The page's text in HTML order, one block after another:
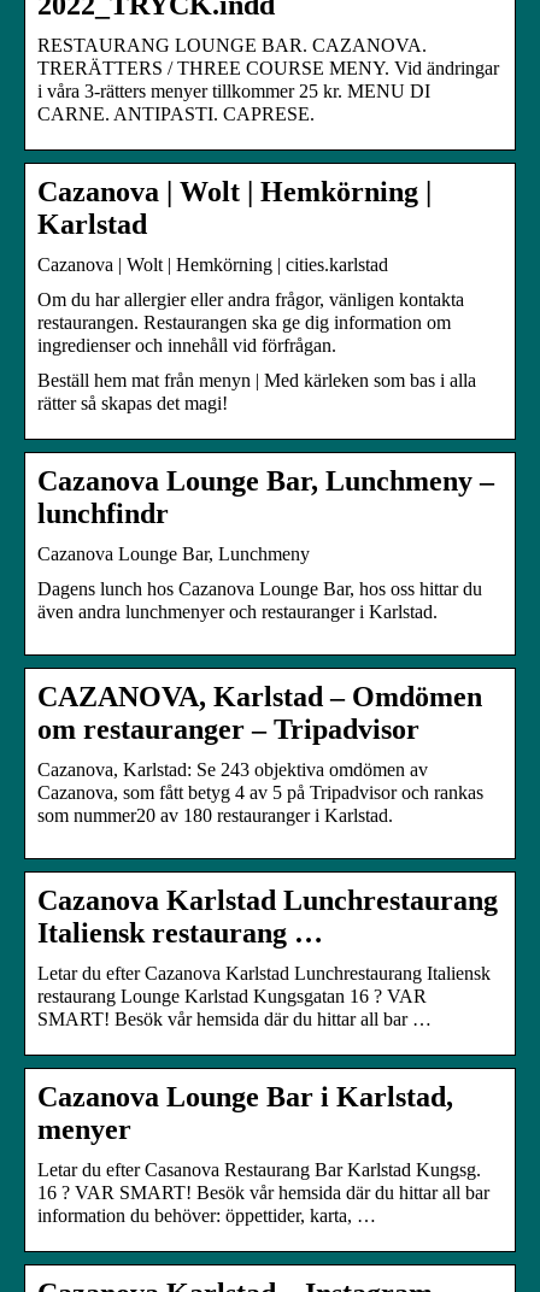
RESTAURANG LOUNGE BAR. CAZANOVA.
TRERÄTTERS / THREE COURSE MENY. Vid ändringar
i våra 3-rätters menyer tillkommer 25 kr. MENU DI
CARNE. ANTIPASTI. CAPRESE.
Cazanova | Wolt | Hemkörning |
Karlstad
Cazanova | Wolt | Hemkörning | cities.karlstad
Om du har allergier eller andra frågor, vänligen kontakta
restaurangen. Restaurangen ska ge dig information om
ingredienser och innehåll vid förfrågan.
Beställ hem mat från menyn | Med kärleken som bas i alla
rätter så skapas det magi!
Cazanova Lounge Bar, Lunchmeny –
lunchfindr
Cazanova Lounge Bar, Lunchmeny
Dagens lunch hos Cazanova Lounge Bar, hos oss hittar du
även andra lunchmenyer och restauranger i Karlstad.
CAZANOVA, Karlstad – Omdömen
om restauranger – Tripadvisor
Cazanova, Karlstad: Se 243 objektiva omdömen av
Cazanova, som fått betyg 4 av 5 på Tripadvisor och rankas
som nummer20 av 180 restauranger i Karlstad.
Cazanova Karlstad Lunchrestaurang
Italiensk restaurang …
Letar du efter Cazanova Karlstad Lunchrestaurang Italiensk
restaurang Lounge Karlstad Kungsgatan 16 ? VAR
SMART! Besök vår hemsida där du hittar all bar …
Cazanova Lounge Bar i Karlstad,
menyer
Letar du efter Casanova Restaurang Bar Karlstad Kungsg.
16 ? VAR SMART! Besök vår hemsida där du hittar all bar
information du behöver: öppettider, karta, …